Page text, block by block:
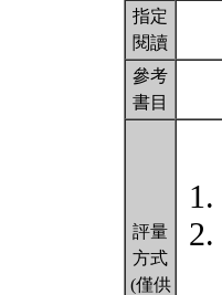
指定
閱讀
參考
書目
評量
方式
(僅供